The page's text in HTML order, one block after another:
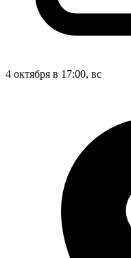
4 октября в 17:00, вс